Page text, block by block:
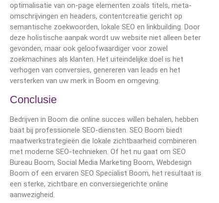
optimalisatie van on-page elementen zoals titels, meta-
omschrijvingen en headers, contentcreatie gericht op
semantische zoekwoorden, lokale SEO en linkbuilding. Door
deze holistische aanpak wordt uw website niet alleen beter
gevonden, maar ook geloofwaardiger voor zowel
zoekmachines als klanten. Het uiteindelijke doel is het
verhogen van conversies, genereren van leads en het
versterken van uw merk in Boom en omgeving.
Conclusie
Bedrijven in Boom die online succes willen behalen, hebben
baat bij professionele SEO-diensten. SEO Boom biedt
maatwerkstrategieën die lokale zichtbaarheid combineren
met moderne SEO-technieken. Of het nu gaat om SEO
Bureau Boom, Social Media Marketing Boom, Webdesign
Boom of een ervaren SEO Specialist Boom, het resultaat is
een sterke, zichtbare en conversiegerichte online
aanwezigheid.